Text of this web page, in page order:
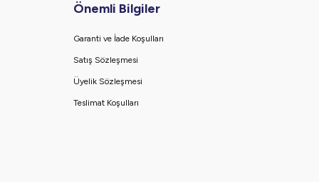
Önemli Bilgiler
Garanti ve İade Koşulları
Satış Sözleşmesi
Üyelik Sözleşmesi
Teslimat Koşulları